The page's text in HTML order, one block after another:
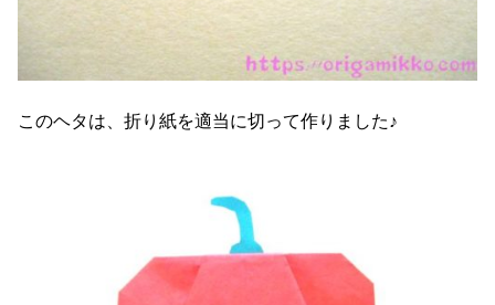
このヘタは、折り紙を適当に切って作りました♪